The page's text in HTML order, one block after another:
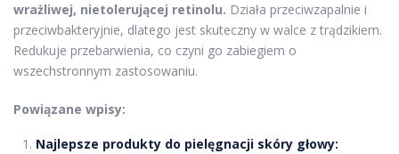
wrażliwej, nietolerującej retinolu. Działa przeciwzapalnie i
przeciwbakteryjnie, dlatego jest skuteczny w walce z trądzikiem.
Redukuje przebarwienia, co czyni go zabiegiem o
wszechstronnym zastosowaniu.
Powiązane wpisy:
Najlepsze produkty do pielęgnacji skóry głowy: